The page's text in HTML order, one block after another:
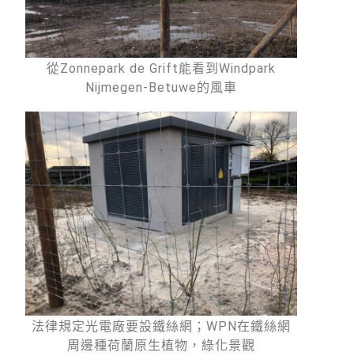
從Zonnepark de Grift能看到Windpark
Nijmegen-Betuwe的風車
法律規定光電廠要設鐵絲網；WPN在鐵絲網
周邊種荷蘭原生植物，綠化景觀